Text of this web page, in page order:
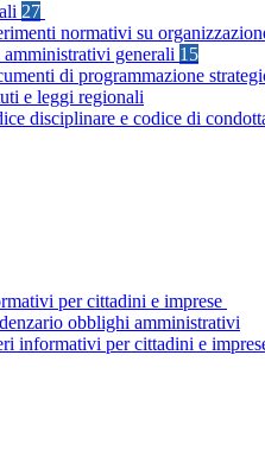
27
normativi su
generali 15
di programmazione
e leggi regionali
disciplinare e codice di
per cittadini e imprese
obblighi amministrativi
informativi per cittadini e